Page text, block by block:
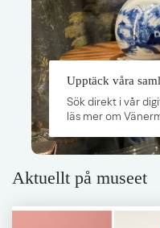
Upptäck våra
Sök direkt i vår
läs mer om
Aktuellt på museet